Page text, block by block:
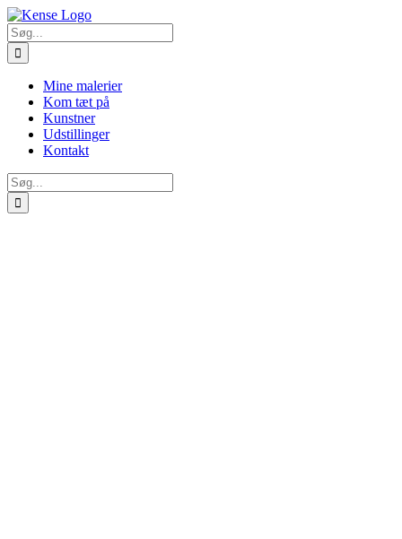
Skip
to
content
Søg
efter:
Mine malerier
Kom tæt på
Kunstner
Udstillinger
Kontakt
Søg
efter: